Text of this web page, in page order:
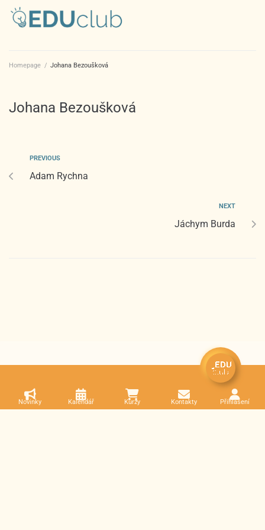
Homepage / Johana Bezoušková
Johana Bezoušková
PREVIOUS
Adam Rychna
NEXT
Jáchym Burda
Novinky Kalendář Kurzy Kontakty Přihlášení